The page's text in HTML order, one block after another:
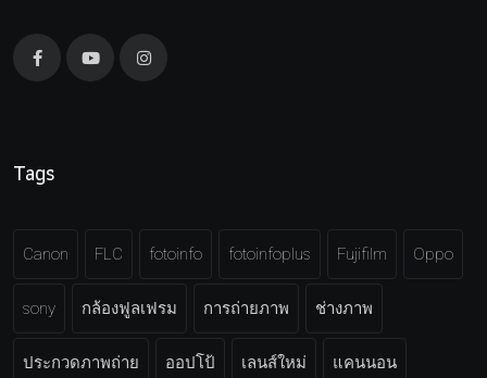
Tags
Canon FLC fotoinfo fotoinfoplus Fujifilm Oppo
sony กล้องฟูลเฟรม การถ่ายภาพ ช่างภาพ
ประกวดภาพถ่าย ออปโป้ เลนส์ใหม่ แคนนอน